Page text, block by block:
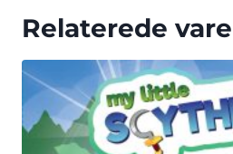
Relaterede